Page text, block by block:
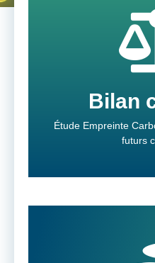
Bilan
Étude Empreinte
futurs
Objectifs EU : -
Analyse de votre
premières actions